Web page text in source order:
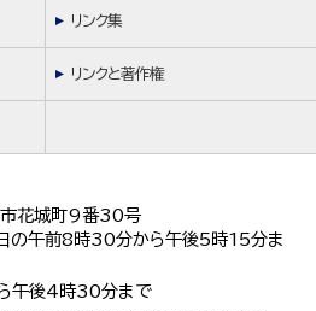
リンク集
リンクと著作権
花城町9番30号
午前8時30分から午後5時15分ま
午後4時30分まで